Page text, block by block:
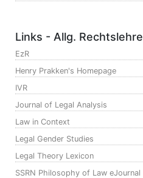
Links - Allg. Rechtslehre
EzR
Henry Prakken's Homepage
IVR
Journal of Legal Analysis
Law in Context
Legal Gender Studies
Legal Theory Lexicon
SSRN Philosophy of Law eJournal